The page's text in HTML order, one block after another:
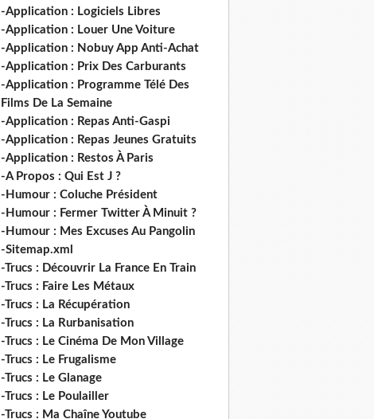
-Application : Logiciels Libres
-Application : Louer Une Voiture
-Application : Nobuy App Anti-Achat
-Application : Prix Des Carburants
-Application : Programme Télé Des
Films De La Semaine
-Application : Repas Anti-Gaspi
-Application : Repas Jeunes Gratuits
-Application : Restos À Paris
-A Propos : Qui Est J ?
-Humour : Coluche Président
-Humour : Fermer Twitter À Minuit ?
-Humour : Mes Excuses Au Pangolin
-Sitemap.xml
-Trucs : Découvrir La France En Train
-Trucs : Faire Les Métaux
-Trucs : La Récupération
-Trucs : La Rurbanisation
-Trucs : Le Cinéma De Mon Village
-Trucs : Le Frugalisme
-Trucs : Le Glanage
-Trucs : Le Poulailler
-Trucs : Ma Chaîne Youtube